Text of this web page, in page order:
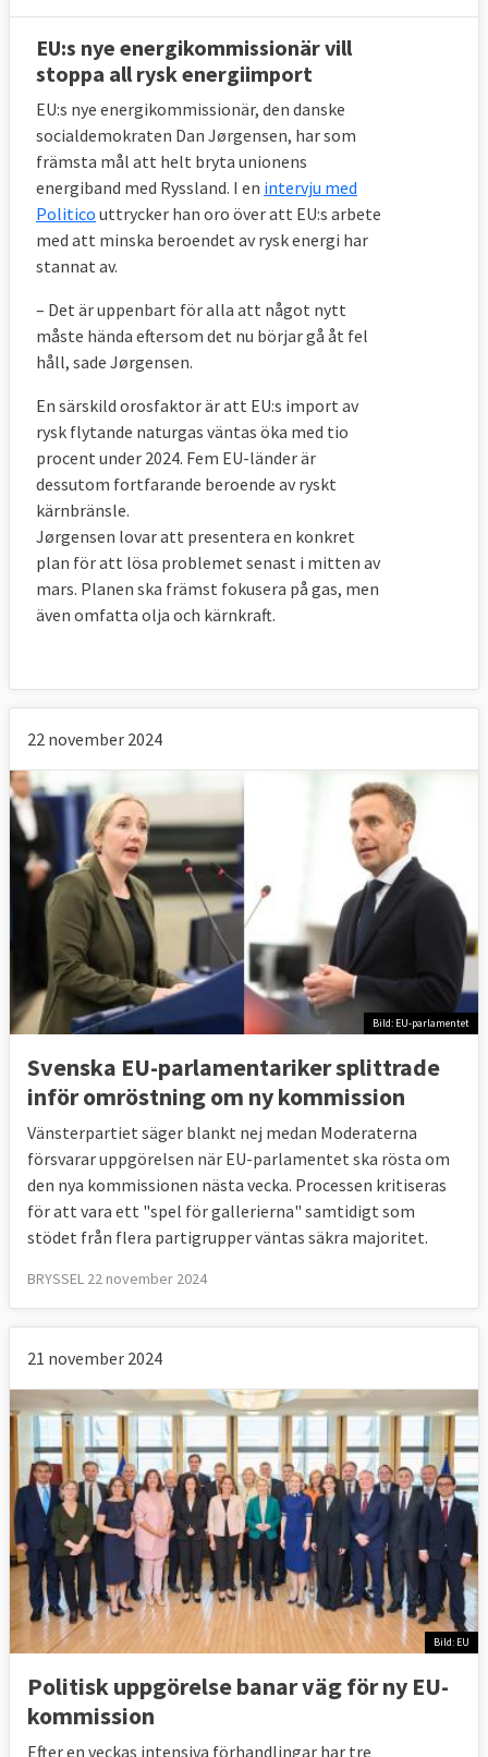
EU:s nye energikommissionär vill
stoppa all rysk energiimport
EU:s nye energikommissionär, den danske
socialdemokraten Dan Jørgensen, har som
främsta mål att helt bryta unionens
energiband med Ryssland. I en intervju med
Politico uttrycker han oro över att EU:s arbete
med att minska beroendet av rysk energi har
stannat av.
– Det är uppenbart för alla att något nytt
måste hända eftersom det nu börjar gå åt fel
håll, sade Jørgensen.
En särskild orosfaktor är att EU:s import av
rysk flytande naturgas väntas öka med tio
procent under 2024. Fem EU-länder är
dessutom fortfarande beroende av ryskt
kärnbränsle.
Jørgensen lovar att presentera en konkret
plan för att lösa problemet senast i mitten av
mars. Planen ska främst fokusera på gas, men
även omfatta olja och kärnkraft.
22 november 2024
Bild: EU-parlamentet
Svenska EU-parlamentariker splittrade
inför omröstning om ny kommission
Vänsterpartiet säger blankt nej medan Moderaterna
försvarar uppgörelsen när EU-parlamentet ska rösta om
den nya kommissionen nästa vecka. Processen kritiseras
för att vara ett "spel för gallerierna" samtidigt som
stödet från flera partigrupper väntas säkra majoritet.
BRYSSEL 22 november 2024
21 november 2024
Bild: EU
Politisk uppgörelse banar väg för ny EU-
kommission
Efter en veckas intensiva förhandlingar har tre